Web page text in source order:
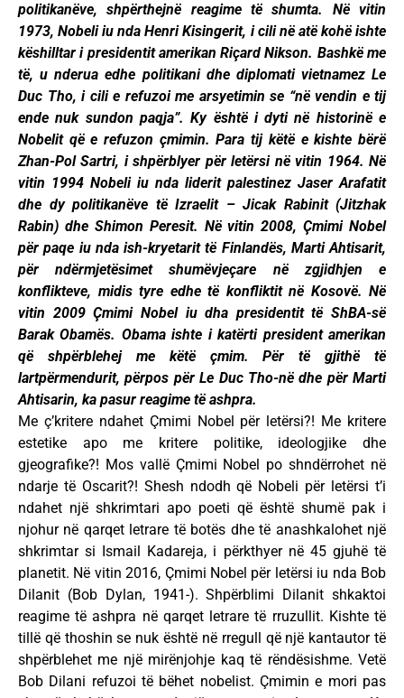
politikanëve, shpërthejnë reagime të shumta. Në vitin
1973, Nobeli iu nda Henri Kisingerit, i cili në atë kohë ishte
këshilltar i presidentit amerikan Riçard Nikson. Bashkë me
të, u nderua edhe politikani dhe diplomati vietnamez Le
Duc Tho, i cili e refuzoi me arsyetimin se “në vendin e tij
ende nuk sundon paqja”. Ky është i dyti në historinë e
Nobelit që e refuzon çmimin. Para tij këtë e kishte bërë
Zhan-Pol Sartri, i shpërblyer për letërsi në vitin 1964. Në
vitin 1994 Nobeli iu nda liderit palestinez Jaser Arafatit
dhe dy politikanëve të Izraelit – Jicak Rabinit (Jitzhak
Rabin) dhe Shimon Peresit. Në vitin 2008, Çmimi Nobel
për paqe iu nda ish-kryetarit të Finlandës, Marti Ahtisarit,
për ndërmjetësimet shumëvjeçare në zgjidhjen e
konflikteve, midis tyre edhe të konfliktit në Kosovë. Në
vitin 2009 Çmimi Nobel iu dha presidentit të ShBA-së
Barak Obamës. Obama ishte i katërti president amerikan
që shpërblehej me këtë çmim. Për të gjithë të
lartpërmendurit, përpos për Le Duc Tho-në dhe për Marti
Ahtisarin, ka pasur reagime të ashpra.
Me ç’kritere ndahet Çmimi Nobel për letërsi?! Me kritere
estetike apo me kritere politike, ideologjike dhe
gjeografike?! Mos vallë Çmimi Nobel po shndërrohet në
ndarje të Oscarit?! Shesh ndodh që Nobeli për letërsi t’i
ndahet një shkrimtari apo poeti që është shumë pak i
njohur në qarqet letrare të botës dhe të anashkalohet një
shkrimtar si Ismail Kadareja, i përkthyer në 45 gjuhë të
planetit. Në vitin 2016, Çmimi Nobel për letërsi iu nda Bob
Dilanit (Bob Dylan, 1941-). Shpërblimi Dilanit shkaktoi
reagime të ashpra në qarqet letrare të rruzullit. Kishte të
tillë që thoshin se nuk është në rregull që një kantautor të
shpërblehet me një mirënjohje kaq të rëndësishme. Vetë
Bob Dilani refuzoi të bëhet nobelist. Çmimin e mori pas